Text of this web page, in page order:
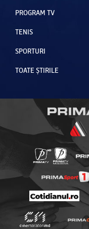
PROGRAM TV
TENIS
SPORTURI
TOATE ȘTIRILE